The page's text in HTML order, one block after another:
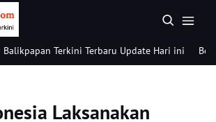
Terkini Terbaru Update Hari ini
Laksanakan